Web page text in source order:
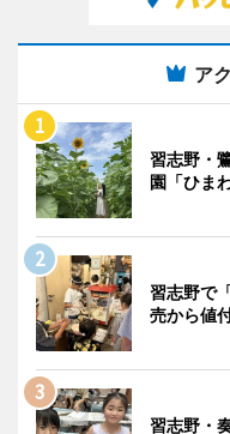
ア
習志野・
園「ひま
習志野で
売から値
習志野・